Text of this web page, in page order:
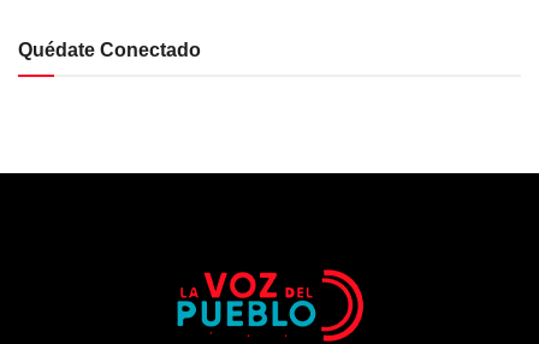
Quédate Conectado